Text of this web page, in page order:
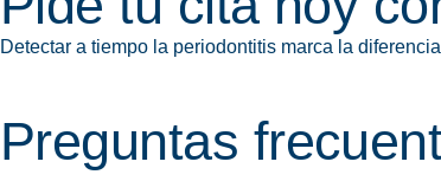
Detectar a tiempo la periodontitis marca la
Preguntas